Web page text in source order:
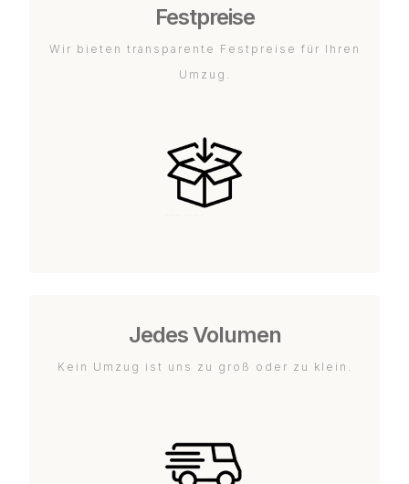
Festpreise
Wir bieten transparente Festpreise für Ihren
Umzug.
Jedes Volumen
Kein Umzug ist uns zu groß oder zu klein.